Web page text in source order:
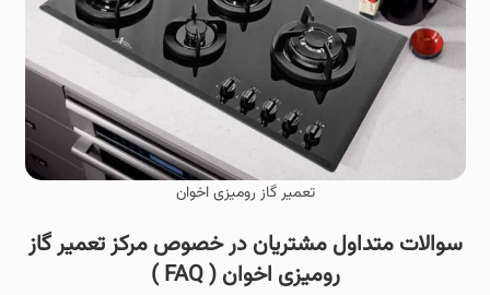
تعمیر گاز رومیزی اخوان
سوالات متداول مشتریان در خصوص مرکز تعمیر گاز
رومیزی اخوان ( FAQ )